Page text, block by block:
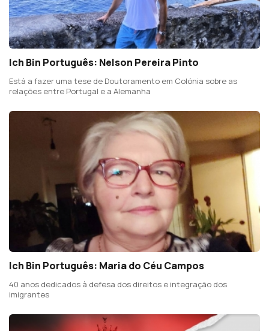
Ich Bin Português: Nelson Pereira Pinto
Está a fazer uma tese de Doutoramento em Colónia sobre as
relações entre Portugal e a Alemanha
Ich Bin Português: Maria do Céu Campos
40 anos dedicados à defesa dos direitos e integração dos
imigrantes